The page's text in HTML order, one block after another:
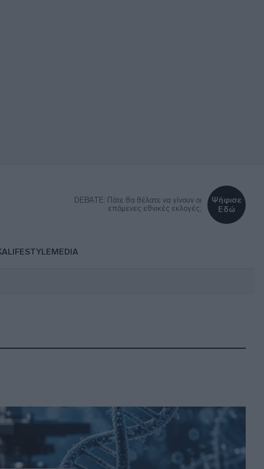
DEBATE: Πότε θα θέλατε να γίνουν οι
επόμενες εθνικές εκλογές;
Ψήφισε
Εδώ
LIFESTYLEMEDIA